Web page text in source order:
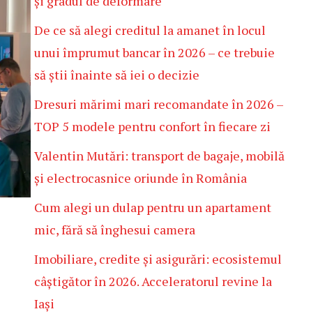
De ce să alegi creditul la amanet în locul
unui împrumut bancar în 2026 – ce trebuie
să știi înainte să iei o decizie
Dresuri mărimi mari recomandate în 2026 –
TOP 5 modele pentru confort în fiecare zi
Valentin Mutări: transport de bagaje, mobilă
și electrocasnice oriunde în România
Cum alegi un dulap pentru un apartament
mic, fără să înghesui camera
Imobiliare, credite și asigurări: ecosistemul
câștigător în 2026. Acceleratorul revine la
Iași